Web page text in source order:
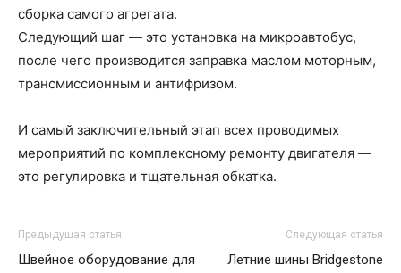
сборка самого агрегата.
Следующий шаг — это установка на микроавтобус,
после чего производится заправка маслом моторным,
трансмиссионным и антифризом.
И самый заключительный этап всех проводимых
мероприятий по комплексному ремонту двигателя —
это регулировка и тщательная обкатка.
Предыдущая статья
Швейное оборудование для
Следующая статья
Летние шины Bridgestone